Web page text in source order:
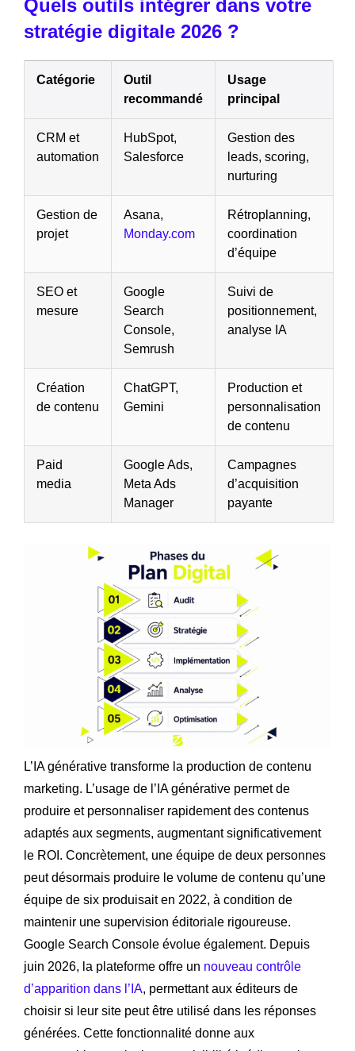
Quels outils intégrer dans votre
stratégie digitale 2026 ?
Catégorie
Outil
recommandé
Usage
principal
CRM et
automation
HubSpot,
Salesforce
Gestion des
leads, scoring,
nurturing
Gestion de
projet
Asana,
Monday.com
Rétroplanning,
coordination
d’équipe
SEO et
mesure
Google
Search
Console,
Semrush
Suivi de
positionnement,
analyse IA
Création
de contenu
ChatGPT,
Gemini
Production et
personnalisation
de contenu
Paid
media
Google Ads,
Meta Ads
Manager
Campagnes
d’acquisition
payante
L’IA générative transforme la production de contenu
marketing. L’usage de l’IA générative permet de
produire et personnaliser rapidement des contenus
adaptés aux segments, augmentant significativement
le ROI. Concrètement, une équipe de deux personnes
peut désormais produire le volume de contenu qu’une
équipe de six produisait en 2022, à condition de
maintenir une supervision éditoriale rigoureuse.
Google Search Console évolue également. Depuis
juin 2026, la plateforme offre un nouveau contrôle
d’apparition dans l’IA, permettant aux éditeurs de
choisir si leur site peut être utilisé dans les réponses
générées. Cette fonctionnalité donne aux